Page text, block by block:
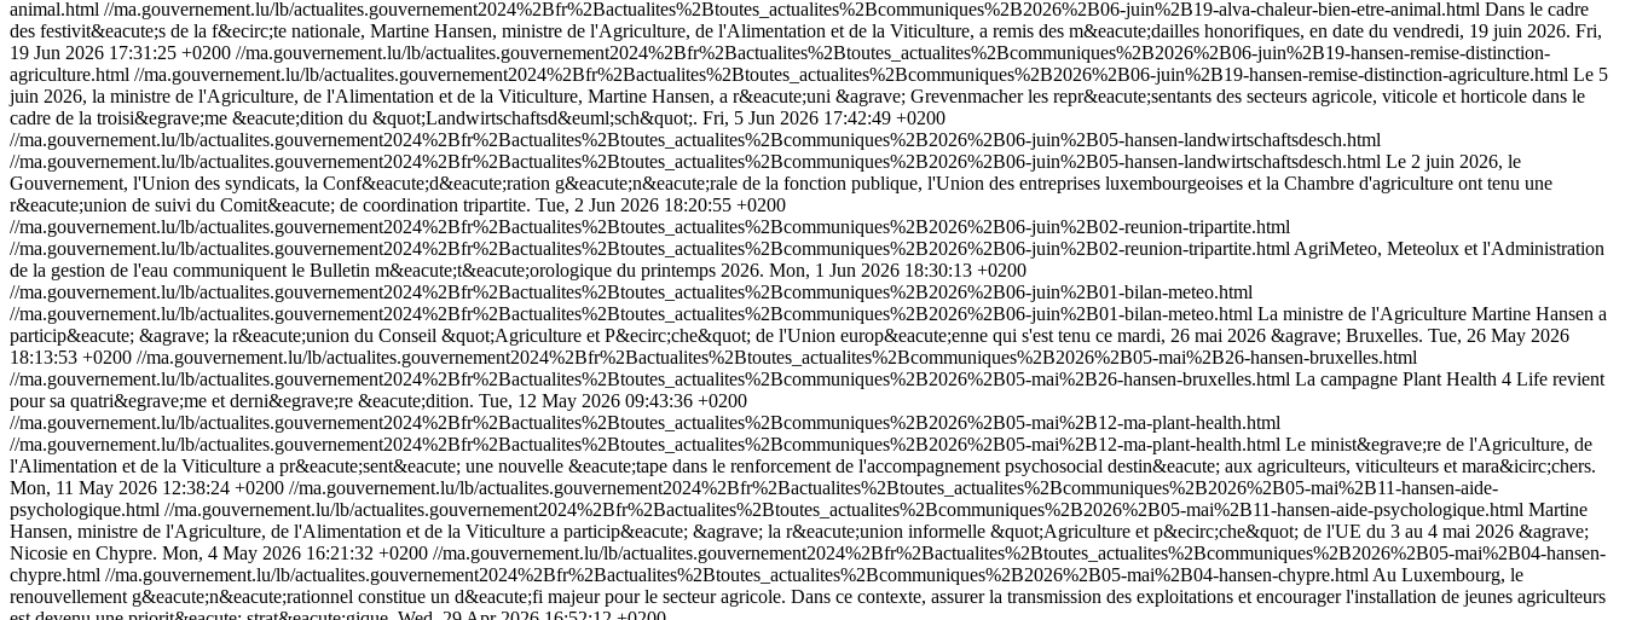
animal.html //ma.gouvernement.lu/lb/actualites.gouvernement2024%2Bfr%2Bactualites%2Btoutes_actualites%2Bcommuniques%2B2026%2B06-juin%2B19-alva-chaleur-bien-etre-animal.html Dans le cadre
des festivit&eacute;s de la f&ecirc;te nationale, Martine Hansen, ministre de l'Agriculture, de l'Alimentation et de la Viticulture, a remis des m&eacute;dailles honorifiques, en date du vendredi, 19 juin 2026. Fri,
19 Jun 2026 17:31:25 +0200 //ma.gouvernement.lu/lb/actualites.gouvernement2024%2Bfr%2Bactualites%2Btoutes_actualites%2Bcommuniques%2B2026%2B06-juin%2B19-hansen-remise-distinction-
agriculture.html //ma.gouvernement.lu/lb/actualites.gouvernement2024%2Bfr%2Bactualites%2Btoutes_actualites%2Bcommuniques%2B2026%2B06-juin%2B19-hansen-remise-distinction-agriculture.html Le 5
juin 2026, la ministre de l'Agriculture, de l'Alimentation et de la Viticulture, Martine Hansen, a r&eacute;uni &agrave; Grevenmacher les repr&eacute;sentants des secteurs agricole, viticole et horticole dans le
cadre de la troisi&egrave;me &eacute;dition du &quot;Landwirtschaftsd&euml;sch&quot;. Fri, 5 Jun 2026 17:42:49 +0200
//ma.gouvernement.lu/lb/actualites.gouvernement2024%2Bfr%2Bactualites%2Btoutes_actualites%2Bcommuniques%2B2026%2B06-juin%2B05-hansen-landwirtschaftsdesch.html
//ma.gouvernement.lu/lb/actualites.gouvernement2024%2Bfr%2Bactualites%2Btoutes_actualites%2Bcommuniques%2B2026%2B06-juin%2B05-hansen-landwirtschaftsdesch.html Le 2 juin 2026, le
Gouvernement, l'Union des syndicats, la Conf&eacute;d&eacute;ration g&eacute;n&eacute;rale de la fonction publique, l'Union des entreprises luxembourgeoises et la Chambre d'agriculture ont tenu une
r&eacute;union de suivi du Comit&eacute; de coordination tripartite. Tue, 2 Jun 2026 18:20:55 +0200
//ma.gouvernement.lu/lb/actualites.gouvernement2024%2Bfr%2Bactualites%2Btoutes_actualites%2Bcommuniques%2B2026%2B06-juin%2B02-reunion-tripartite.html
//ma.gouvernement.lu/lb/actualites.gouvernement2024%2Bfr%2Bactualites%2Btoutes_actualites%2Bcommuniques%2B2026%2B06-juin%2B02-reunion-tripartite.html AgriMeteo, Meteolux et l'Administration
de la gestion de l'eau communiquent le Bulletin m&eacute;t&eacute;orologique du printemps 2026. Mon, 1 Jun 2026 18:30:13 +0200
//ma.gouvernement.lu/lb/actualites.gouvernement2024%2Bfr%2Bactualites%2Btoutes_actualites%2Bcommuniques%2B2026%2B06-juin%2B01-bilan-meteo.html
//ma.gouvernement.lu/lb/actualites.gouvernement2024%2Bfr%2Bactualites%2Btoutes_actualites%2Bcommuniques%2B2026%2B06-juin%2B01-bilan-meteo.html La ministre de l'Agriculture Martine Hansen a
particip&eacute; &agrave; la r&eacute;union du Conseil &quot;Agriculture et P&ecirc;che&quot; de l'Union europ&eacute;enne qui s'est tenu ce mardi, 26 mai 2026 &agrave; Bruxelles. Tue, 26 May 2026
18:13:53 +0200 //ma.gouvernement.lu/lb/actualites.gouvernement2024%2Bfr%2Bactualites%2Btoutes_actualites%2Bcommuniques%2B2026%2B05-mai%2B26-hansen-bruxelles.html
//ma.gouvernement.lu/lb/actualites.gouvernement2024%2Bfr%2Bactualites%2Btoutes_actualites%2Bcommuniques%2B2026%2B05-mai%2B26-hansen-bruxelles.html La campagne Plant Health 4 Life revient
pour sa quatri&egrave;me et derni&egrave;re &eacute;dition. Tue, 12 May 2026 09:43:36 +0200
//ma.gouvernement.lu/lb/actualites.gouvernement2024%2Bfr%2Bactualites%2Btoutes_actualites%2Bcommuniques%2B2026%2B05-mai%2B12-ma-plant-health.html
//ma.gouvernement.lu/lb/actualites.gouvernement2024%2Bfr%2Bactualites%2Btoutes_actualites%2Bcommuniques%2B2026%2B05-mai%2B12-ma-plant-health.html Le minist&egrave;re de l'Agriculture, de
l'Alimentation et de la Viticulture a pr&eacute;sent&eacute; une nouvelle &eacute;tape dans le renforcement de l'accompagnement psychosocial destin&eacute; aux agriculteurs, viticulteurs et mara&icirc;chers.
Mon, 11 May 2026 12:38:24 +0200 //ma.gouvernement.lu/lb/actualites.gouvernement2024%2Bfr%2Bactualites%2Btoutes_actualites%2Bcommuniques%2B2026%2B05-mai%2B11-hansen-aide-
psychologique.html //ma.gouvernement.lu/lb/actualites.gouvernement2024%2Bfr%2Bactualites%2Btoutes_actualites%2Bcommuniques%2B2026%2B05-mai%2B11-hansen-aide-psychologique.html Martine
Hansen, ministre de l'Agriculture, de l'Alimentation et de la Viticulture a particip&eacute; &agrave; la r&eacute;union informelle &quot;Agriculture et p&ecirc;che&quot; de l'UE du 3 au 4 mai 2026 &agrave;
Nicosie en Chypre. Mon, 4 May 2026 16:21:32 +0200 //ma.gouvernement.lu/lb/actualites.gouvernement2024%2Bfr%2Bactualites%2Btoutes_actualites%2Bcommuniques%2B2026%2B05-mai%2B04-hansen-
chypre.html //ma.gouvernement.lu/lb/actualites.gouvernement2024%2Bfr%2Bactualites%2Btoutes_actualites%2Bcommuniques%2B2026%2B05-mai%2B04-hansen-chypre.html Au Luxembourg, le
renouvellement g&eacute;n&eacute;rationnel constitue un d&eacute;fi majeur pour le secteur agricole. Dans ce contexte, assurer la transmission des exploitations et encourager l'installation de jeunes agriculteurs